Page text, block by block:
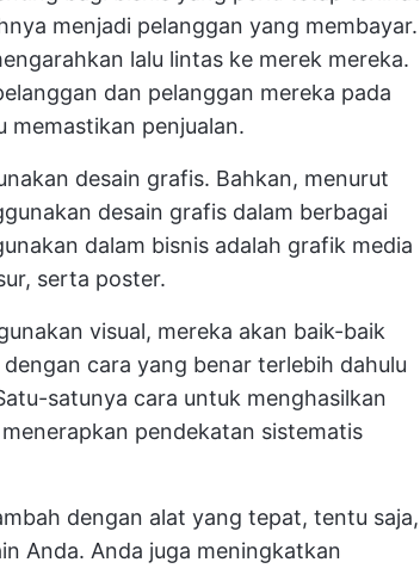
menjadi pelanggan yang membayar.
lalu lintas ke merek mereka.
dan pelanggan mereka pada
penjualan.
desain grafis. Bahkan, menurut
desain grafis dalam berbagai
dalam bisnis adalah grafik media
serta poster.
visual, mereka akan baik-baik
cara yang benar terlebih dahulu
satunya cara untuk menghasilkan
pendekatan sistematis
dengan alat yang tepat, tentu saja,
Anda. Anda juga meningkatkan